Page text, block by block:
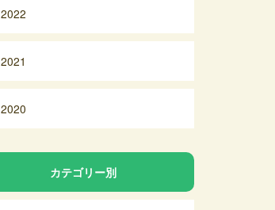
2022
2021
2020
カテゴリー別